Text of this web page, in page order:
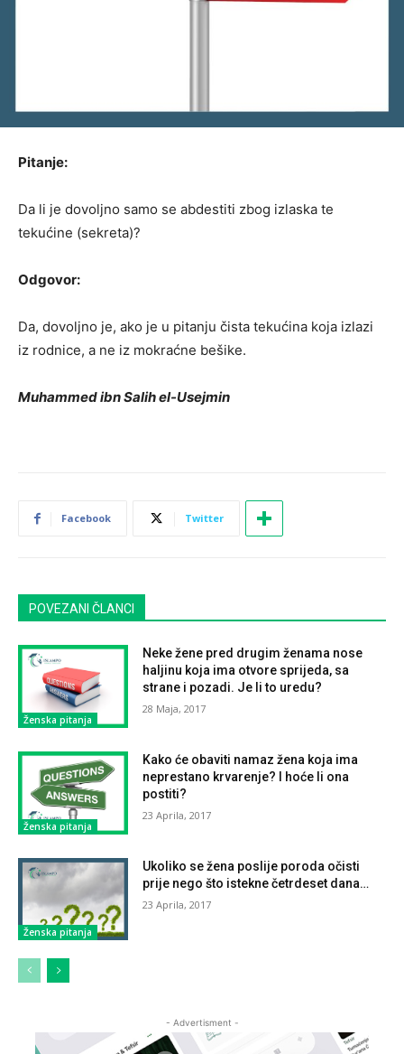
Pitanje:
Da li je dovoljno samo se abdestiti zbog izlaska te
tekućine (sekreta)?
Odgovor:
Da, dovoljno je, ako je u pitanju čista tekućina koja izlazi
iz rodnice, a ne iz mokraćne bešike.
Muhammed ibn Salih el-Usejmin
Facebook Twitter
POVEZANI ČLANCI
Ženska pitanja
Neke žene pred drugim ženama nose
haljinu koja ima otvore sprijeda, sa
strane i pozadi. Je li to uredu?
28 Maja, 2017
Ženska pitanja
Kako će obaviti namaz žena koja ima
neprestano krvarenje? I hoće li ona
postiti?
23 Aprila, 2017
Ženska pitanja
Ukoliko se žena poslije poroda očisti
prije nego što istekne četrdeset dana…
23 Aprila, 2017
- Advertisment -